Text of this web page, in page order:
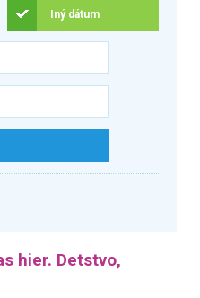
Iný dátum
hier. Detstvo,